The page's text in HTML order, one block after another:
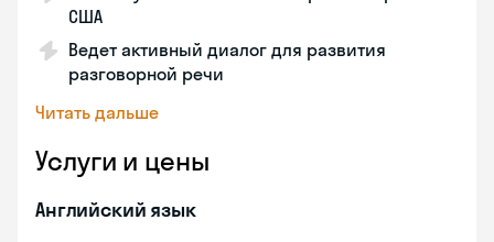
США
Ведет активный диалог для развития
разговорной речи
Читать дальше
Услуги и цены
Английский язык